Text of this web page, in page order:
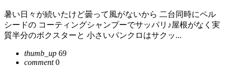
暑い日々が続いたけど曇って風がないから 二台同時にペル
シードの コーティングシャンプーでサッパリ♪屋根がなく実
質半分のボクスターと 小さいパンクロはサクッ...
thumb_up 69
comment0